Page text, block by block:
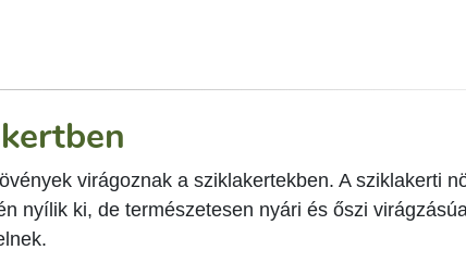
virágoznak a sziklakertekben. A sziklakerti
nyílik ki, de természetesen nyári és őszi